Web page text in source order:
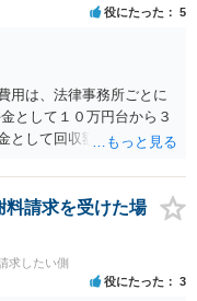
役にたった 5
用は、法律事務所ごとに
として１０万円台から３
として回収額の１０％か
ともあります。 もっと
務先が分かるか、慰謝料
込むかによって、費用は
訴訟になった場合、回収
でしょう。 弁護士選び
、費用体系が明確か、見
料請求を受けた場
求したい側
役にたった 3